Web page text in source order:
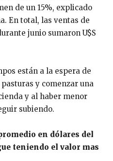
de un 15%, explicado
En total, las ventas de
junio sumaron U$S
están a la espera de
y comenzar una
y al haber menor
subiendo.
en dólares del
teniendo el valor mas